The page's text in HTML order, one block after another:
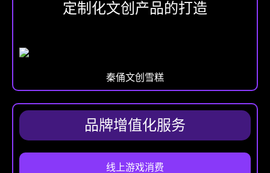
定制化文创产品的打造
秦俑文创雪糕
品牌增值化服务
线上游戏消费